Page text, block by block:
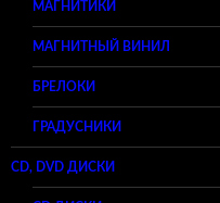
МАГНИТИКИ
МАГНИТНЫЙ ВИНИЛ
БРЕЛОКИ
ГРАДУСНИКИ
CD, DVD ДИСКИ